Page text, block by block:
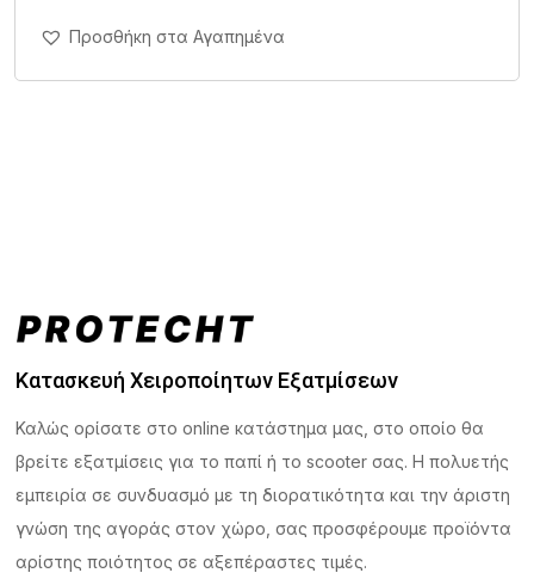
Άμεση Αγορά Σε 1'
Προσθήκη στα Αγαπημένα
Κατασκευή Χειροποίητων Εξατμίσεων
Καλώς ορίσατε στο online κατάστημα μας, στο οποίο θα
βρείτε εξατμίσεις για το παπί ή το scooter σας. Η πολυετής
εμπειρία σε συνδυασμό με τη διορατικότητα και την άριστη
γνώση της αγοράς στον χώρο, σας προσφέρουμε προϊόντα
αρίστης ποιότητος σε αξεπέραστες τιμές.